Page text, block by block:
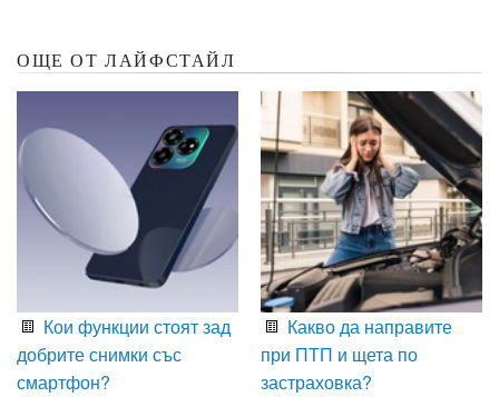
ОЩЕ ОТ ЛАЙФСТАЙЛ
Кои функции стоят зад
добрите снимки със
смартфон?
Какво да направите
при ПТП и щета по
застраховка?